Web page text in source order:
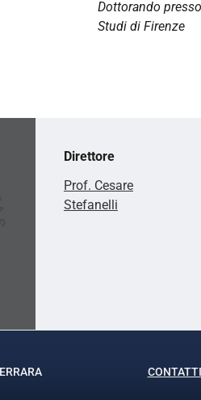
Dottorando
Studi di Firenze
Direttore
Prof. Cesare
Stefanelli
CONTATTI